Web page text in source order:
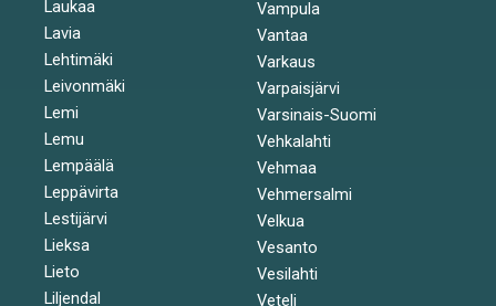
Laukaa
Lavia
Lehtimäki
Leivonmäki
Lemi
Lemu
Lempäälä
Leppävirta
Lestijärvi
Lieksa
Lieto
Liljendal
Vampula
Vantaa
Varkaus
Varpaisjärvi
Varsinais-Suomi
Vehkalahti
Vehmaa
Vehmersalmi
Velkua
Vesanto
Vesilahti
Veteli